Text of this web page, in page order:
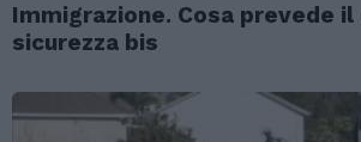
Immigrazione. Cosa prevede
sicurezza bis